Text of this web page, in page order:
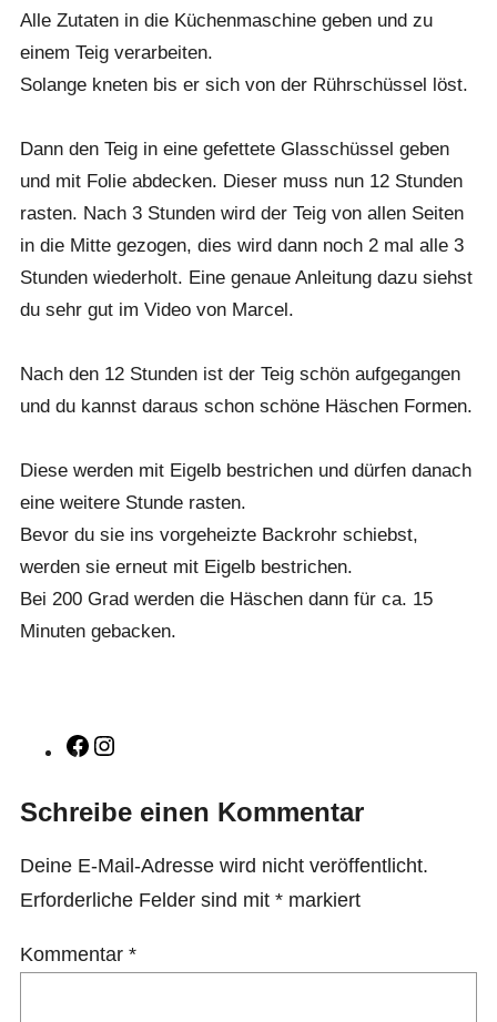
Alle Zutaten in die Küchenmaschine geben und zu
einem Teig verarbeiten.
Solange kneten bis er sich von der Rührschüssel löst.
Dann den Teig in eine gefettete Glasschüssel geben
und mit Folie abdecken. Dieser muss nun 12 Stunden
rasten. Nach 3 Stunden wird der Teig von allen Seiten
in die Mitte gezogen, dies wird dann noch 2 mal alle 3
Stunden wiederholt. Eine genaue Anleitung dazu siehst
du sehr gut im Video von Marcel.
Nach den 12 Stunden ist der Teig schön aufgegangen
und du kannst daraus schon schöne Häschen Formen.
Diese werden mit Eigelb bestrichen und dürfen danach
eine weitere Stunde rasten.
Bevor du sie ins vorgeheizte Backrohr schiebst,
werden sie erneut mit Eigelb bestrichen.
Bei 200 Grad werden die Häschen dann für ca. 15
Minuten gebacken.
Facebook
Schreibe einen Kommentar
Deine E-Mail-Adresse wird nicht veröffentlicht.
Erforderliche Felder sind mit *markiert
Kommentar *